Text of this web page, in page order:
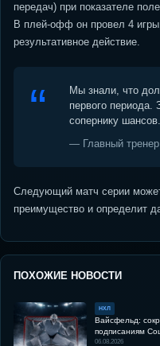
передач) при показателе
В плей-офф он провел 4
результативное действие.
Мы знали, что
первого периода.
сопернику шансов.
— Главный
Следующий матч серии
преимущество и определит
ПОХОЖИЕ НОВОСТИ
НХЛ
Вайсфельд:
подписаниям
06.08.2026